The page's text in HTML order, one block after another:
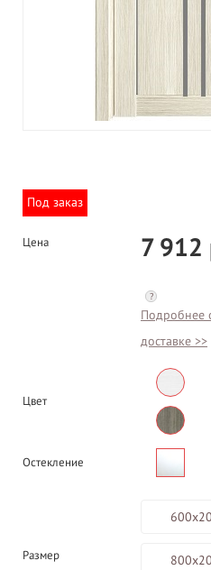
Под заказ
Цена 7 912
?
Подробнее
доставке >>
Цвет
Остекление
Размер